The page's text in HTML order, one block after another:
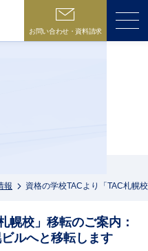
お問い合わせ・資料請求
報 資格の学校TACより「TAC札幌
幌校」移転のご案内：
ルへと移転します